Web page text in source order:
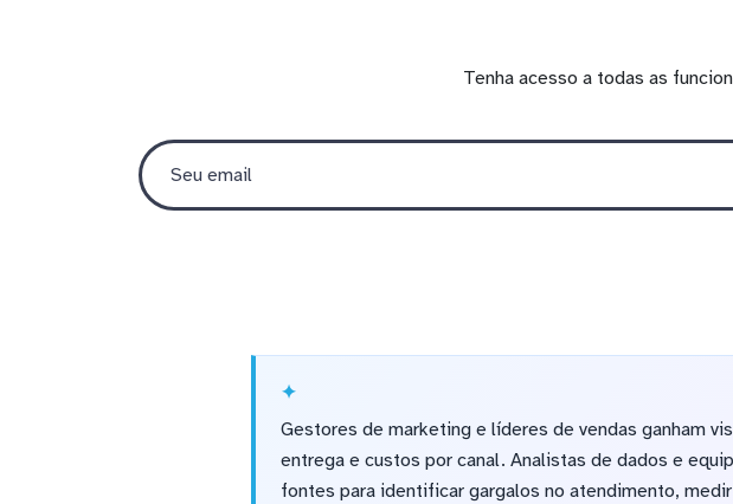
Tenha acesso a todas as
Gestores de marketing e líderes de vendas ganham
entrega e custos por canal. Analistas de dados e
fontes para identificar gargalos no atendimento,